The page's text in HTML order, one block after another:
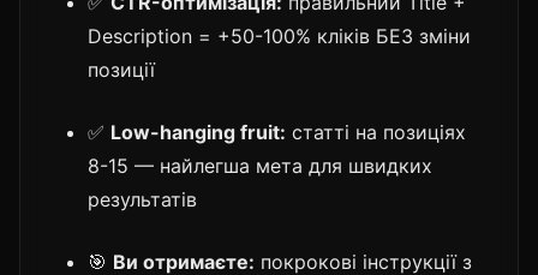
Description = +50-100% кліків БЕЗ зміни
позиції
✅ Low-hanging fruit: статті на позиціях
8-15 — найлегша мета для швидких
результатів
🎯 Ви отримаєте: покрокові інструкції з